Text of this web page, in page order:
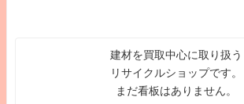
建材を買取中心に取り扱う
リサイクルショップです。
まだ看板はありません。